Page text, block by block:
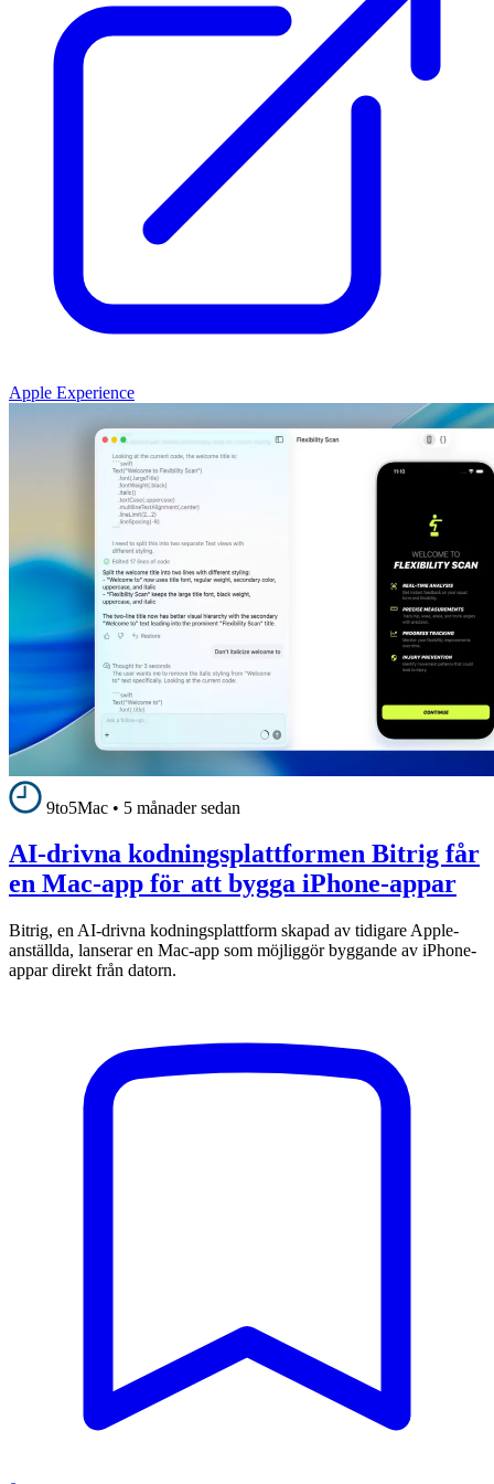
Apple Experience
9to5Mac • 5 månader sedan
AI-drivna kodningsplattformen Bitrig får
en Mac-app för att bygga iPhone-appar
Bitrig, en AI-drivna kodningsplattform skapad av tidigare Apple-
anställda, lanserar en Mac-app som möjliggör byggande av iPhone-
appar direkt från datorn.